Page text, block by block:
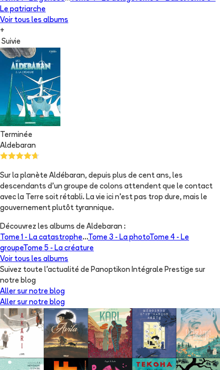
Le patriarche
Voir tous les albums
+
Suivie
Terminée
Aldebaran
Sur la planète Aldébaran, depuis plus de cent ans, les
descendants d'un groupe de colons attendent que le contact
avec la Terre soit rétabli. La vie ici n'est pas trop dure, mais le
gouvernement plutôt tyrannique.
Découvrez les albums de Aldebaran :
Tome 1 - La catastrophe...Tome 3 - La photoTome 4 - Le
groupeTome 5 - La créature
Voir tous les albums
Suivez toute l'actualité de Panoptikon Intégrale Prestige sur
notre blog
Aller sur notre blog
Aller sur notre blog